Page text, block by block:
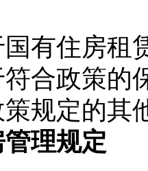
国有住房
符合政策
策规定的其
理规定